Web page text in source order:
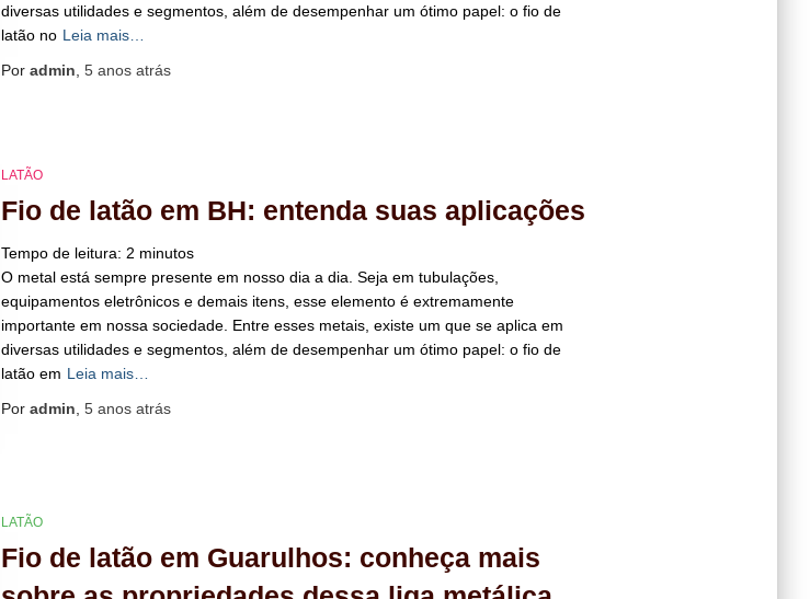
diversas utilidades e segmentos, além de desempenhar um ótimo papel: o fio de
latão no Leia mais…
Por admin 5 anosatrás
LATÃO
Fio de latão em BH: entenda suas aplicações
Tempo de leitura: 2 minutos
O metal está sempre presente em nosso dia a dia. Seja em tubulações,
equipamentos eletrônicos e demais itens, esse elemento é extremamente
importante em nossa sociedade. Entre esses metais, existe um que se aplica em
diversas utilidades e segmentos, além de desempenhar um ótimo papel: o fio de
latão em Leia mais…
Por admin 5 anosatrás
LATÃO
Fio de latão em Guarulhos: conheça mais